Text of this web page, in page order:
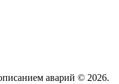
аварий © 2026.